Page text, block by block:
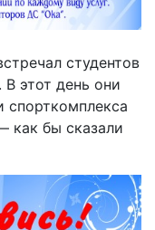
студентов
этот день они
спорткомплекса
как бы сказали